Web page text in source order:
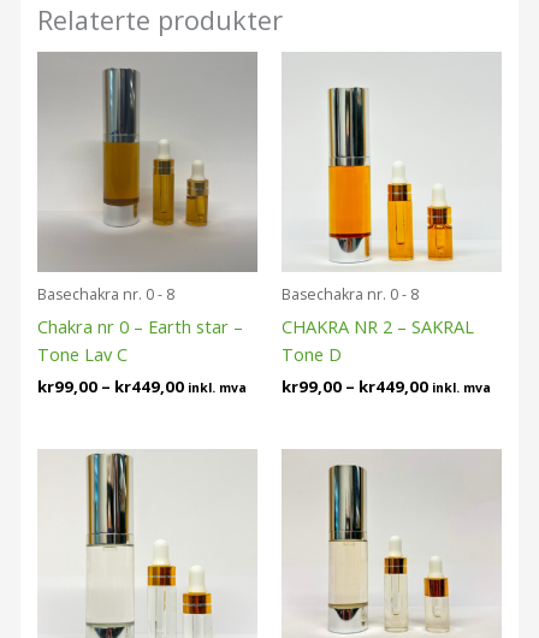
Relaterte produkter
Basechakra nr. 0 - 8
Chakra nr 0 – Earth star –
Tone Lav C
kr99,00 – kr449,00 inkl. mva
Basechakra nr. 0 - 8
CHAKRA NR 2 – SAKRAL
Tone D
kr99,00 – kr449,00 inkl. mva